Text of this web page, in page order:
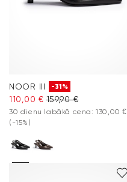
NOOR III -31%
110,00 € 159,90 €
30 dienu labākā cena: 130,00 €
(-15%)